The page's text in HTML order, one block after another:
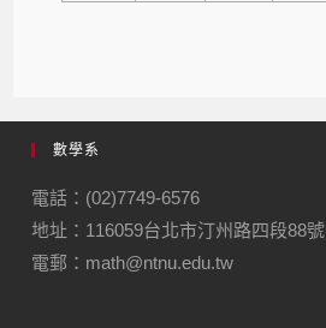
數學系
電話：(02)7749-6576
地址：116059台北市汀州路四段88號
電郵：math@ntnu.edu.tw